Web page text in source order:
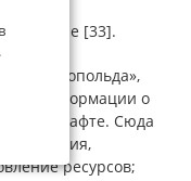
Бателле [33].
Леопольда»,
информации о
в ландшафте. Сюда
ресурсов;
.